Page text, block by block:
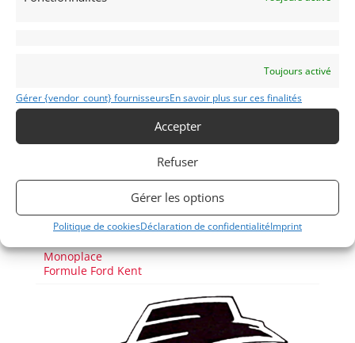
Toujours activé
Gérer {vendor_count} fournisseursEn savoir plus sur ces finalités
Accepter
Refuser
Gérer les options
Politique de cookiesDéclaration de confidentialitéImprint
Voir les 34 annonces de Vintage Race Car Sales
Publié: 18 octobre 2017 (il y a 9 ans)
Monoplace
Formule Ford Kent